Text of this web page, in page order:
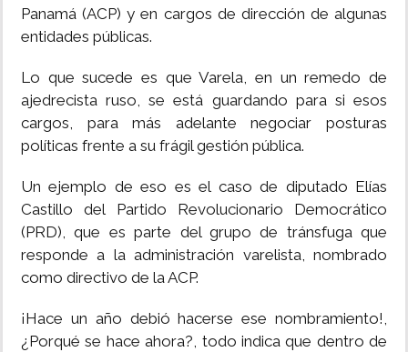
Panamá (ACP) y en cargos de dirección de algunas
entidades públicas.
Lo que sucede es que Varela, en un remedo de
ajedrecista ruso, se está guardando para si esos
cargos, para más adelante negociar posturas
políticas frente a su frágil gestión pública.
Un ejemplo de eso es el caso de diputado Elías
Castillo del Partido Revolucionario Democrático
(PRD), que es parte del grupo de tránsfuga que
responde a la administración varelista, nombrado
como directivo de la ACP.
¡Hace un año debió hacerse ese nombramiento!,
¿Porqué se hace ahora?, todo indica que dentro de